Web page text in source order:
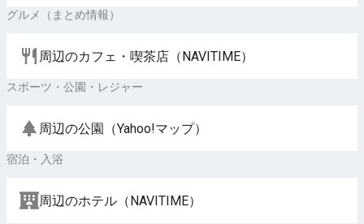
グルメ（まとめ情報）
周辺のカフェ・喫茶店（NAVITIME）
スポーツ・公園・レジャー
周辺の公園（Yahoo!マップ）
宿泊・入浴
周辺のホテル（NAVITIME）